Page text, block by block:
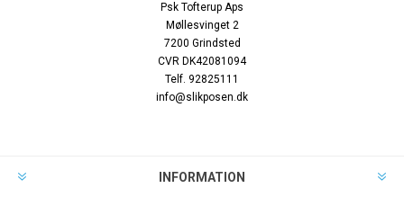
Psk Tofterup Aps
Møllesvinget 2
7200 Grindsted
CVR DK42081094
Telf. 92825111
info@slikposen.dk
INFORMATION